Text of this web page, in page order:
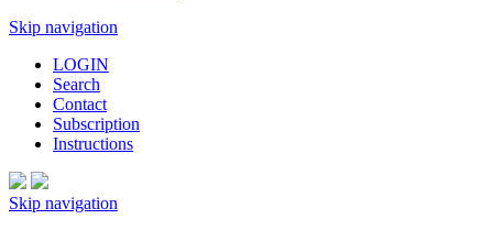
Skip navigation
LOGIN
Search
Contact
Subscription
Instructions
Skip navigation